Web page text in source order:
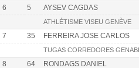
6 5 AYSEV CAGDAS
ATHLÉTISME VISEU GENÈVE
7 35 FERREIRA JOSE CARLOS
TUGAS CORREDORES
8 64 RONDAGS DANIEL